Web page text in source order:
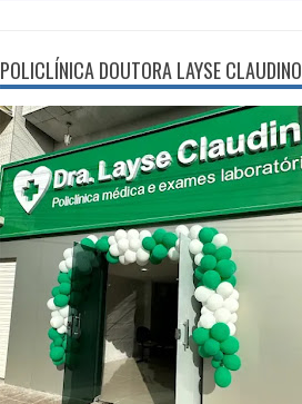
POLICLÍNICA DOUTORA LAYSE CLAUDINO